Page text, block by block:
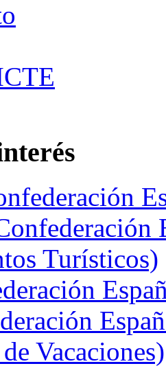
Turísticos)
Vacaciones)